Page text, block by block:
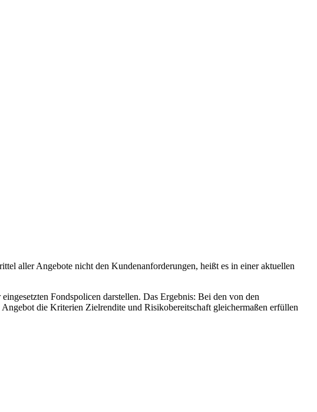
aller Angebote nicht den Kundenanforderungen, heißt es in einer aktuellen
Fondspolicen darstellen. Das Ergebnis: Bei den von den
die Kriterien Zielrendite und Risikobereitschaft gleichermaßen erfüllen